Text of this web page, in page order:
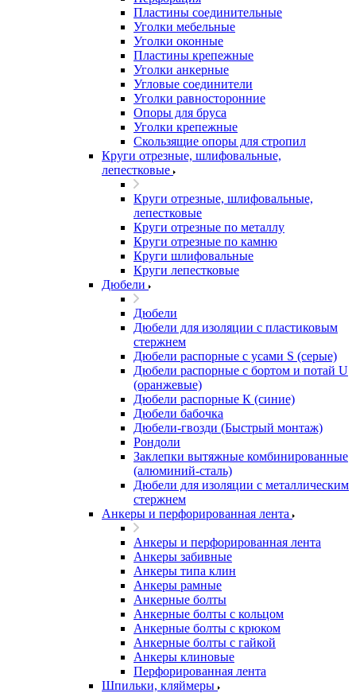
Пластины соединительные
Уголки мебельные
Уголки оконные
Пластины крепежные
Уголки анкерные
Угловые соединители
Уголки равносторонние
Опоры для бруса
Уголки крепежные
Скользящие опоры для стропил
Круги отрезные, шлифовальные,
лепестковые
Круги отрезные, шлифовальные,
лепестковые
Круги отрезные по металлу
Круги отрезные по камню
Круги шлифовальные
Круги лепестковые
Дюбели
Дюбели
Дюбели для изоляции с пластиковым
стержнем
Дюбели распорные с усами S (серые)
Дюбели распорные c бортом и потай U
(оранжевые)
Дюбели распорные К (синие)
Дюбели бабочка
Дюбели-гвозди (Быстрый монтаж)
Рондоли
Заклепки вытяжные комбинированные
(алюминий-сталь)
Дюбели для изоляции с металлическим
стержнем
Анкеры и перфорированная лента
Анкеры и перфорированная лента
Анкеры забивные
Анкеры типа клин
Анкеры рамные
Анкерные болты
Анкерные болты с кольцом
Анкерные болты с крюком
Анкерные болты с гайкой
Анкеры клиновые
Перфорированная лента
Шпильки, кляймеры